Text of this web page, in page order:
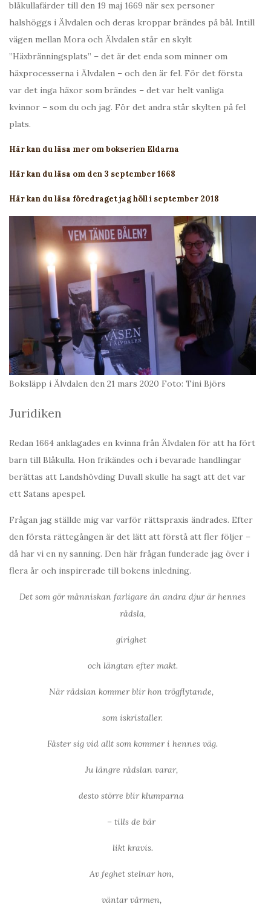
blåkullafärder till den 19 maj 1669 när sex personer
halshöggs i Älvdalen och deras kroppar brändes på bål. Intill
vägen mellan Mora och Älvdalen står en skylt
”Häxbränningsplats” – det är det enda som minner om
häxprocesserna i Älvdalen – och den är fel. För det första
var det inga häxor som brändes – det var helt vanliga
kvinnor – som du och jag. För det andra står skylten på fel
plats.
Här kan du läsa mer om bokserien Eldarna
Här kan du läsa om den 3 september 1668
Här kan du läsa föredraget jag höll i september 2018
Boksläpp i Älvdalen den 21 mars 2020 Foto: Tini Björs
Juridiken
Redan 1664 anklagades en kvinna från Älvdalen för att ha fört
barn till Blåkulla. Hon frikändes och i bevarade handlingar
berättas att Landshövding Duvall skulle ha sagt att det var
ett Satans apespel.
Frågan jag ställde mig var varför rättspraxis ändrades. Efter
den första rättegången är det lätt att förstå att fler följer –
då har vi en ny sanning. Den här frågan funderade jag över i
flera år och inspirerade till bokens inledning.
Det som gör människan farligare än andra djur är hennes
rädsla,
girighet
och längtan efter makt.
När rädslan kommer blir hon trögflytande,
som iskristaller.
Fäster sig vid allt som kommer i hennes väg.
Ju längre rädslan varar,
desto större blir klumparna
– tills de bär
likt kravis.
Av feghet stelnar hon,
väntar värmen,